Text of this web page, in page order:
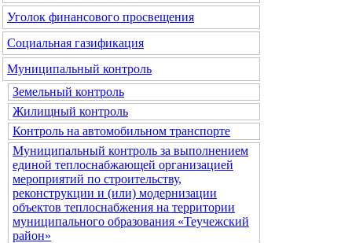
Уголок финансового просвещения
Социальная газификация
Муниципальный контроль
Земельный контроль
Жилищный контроль
Контроль на автомобильном транспорте
Муниципальный контроль за выполнением
единой теплоснабжающей организацией
мероприятий по строительству,
реконструкции и (или) модернизации
объектов теплоснабжения на территории
муниципального образования «Теучежский
район»